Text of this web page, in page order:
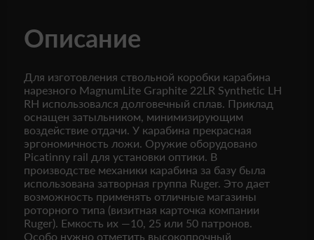
Описание
Для изготовления ствольной коробки карабина
нарезного MagnumLite Graphite 22LR Synthetic LH
RH использовался долговечный сплав. Приклад
оснащен затыльником, минимизирующим
воздействие отдачи. У карабина прекрасная
эргономичность ложи. Оружие оборудовано
Picatinny rail для установки оптики. В
производстве механики карабина за базу была
использована затворная группа Ruger. Это дает
возможность применять отличные магазины
роторного типа (визитная карточка компании
Ruger). Емкость их —10, 25 или 50 патронов.
Особо нужно отметить высокопрочный